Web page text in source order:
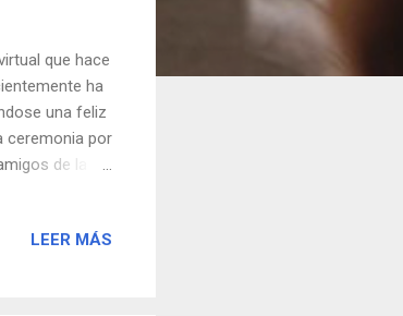
que hace
ha
una feliz
ceremonia por
de la
con sus
LEER MÁS